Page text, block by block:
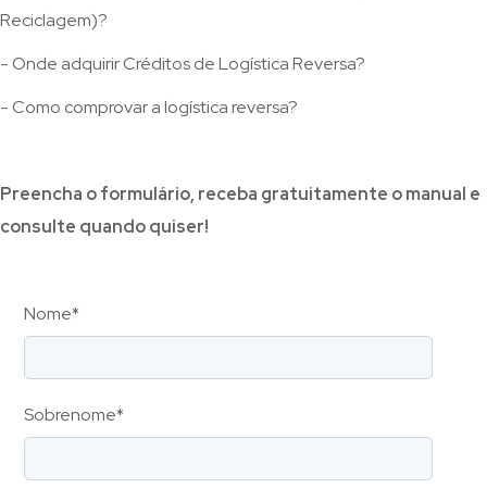
Reciclagem)?
- Onde adquirir Créditos de Logística Reversa?
- Como comprovar a logística reversa?
Preencha o formulário, receba gratuitamente o manual e
consulte quando quiser!
Nome*
Sobrenome*